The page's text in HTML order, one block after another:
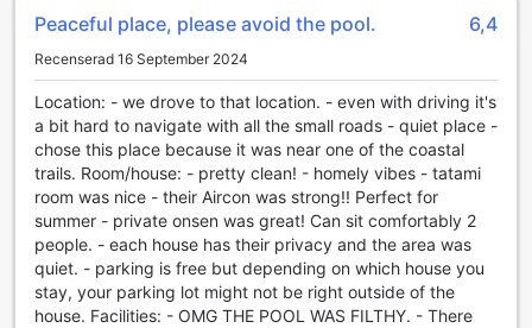
en platt-TV för underhållning efter en dag av äventyr. För
extra bekvämlighet finns ett separat vardagsrum, perfekt
för att koppla av eller umgås med familj och vänner.
Rummen har även en balkong eller terrass där du kan njuta
av den friska havsluften och den vackra omgivningen. För
att göra din vistelse ännu mer bekväm finns ett kylskåp,
toalettsaker, rena sänglinnen samt handdukar. En hårtork är
tillgänglig för din bekvämlighet, så att du kan känna dig
fräsch och redo för dagen. Allt detta sammantaget skapar
en perfekt plats för en minnesvärd semester i Atami.
Upplev utsökta måltider och bekvämligheter på Lenessa
Jyougasaki
Peaceful place, please avoid the pool. 6,4
Recenserad 16 September 2024
Location: - we drove to that location. - even with driving it's
a bit hard to navigate with all the small roads - quiet place -
chose this place because it was near one of the coastal
trails. Room/house: - pretty clean! - homely vibes - tatami
room was nice - their Aircon was strong!! Perfect for
summer - private onsen was great! Can sit comfortably 2
people. - each house has their privacy and the area was
quiet. - parking is free but depending on which house you
stay, your parking lot might not be right outside of the
house. Facilities: - OMG THE POOL WAS FILTHY. - There